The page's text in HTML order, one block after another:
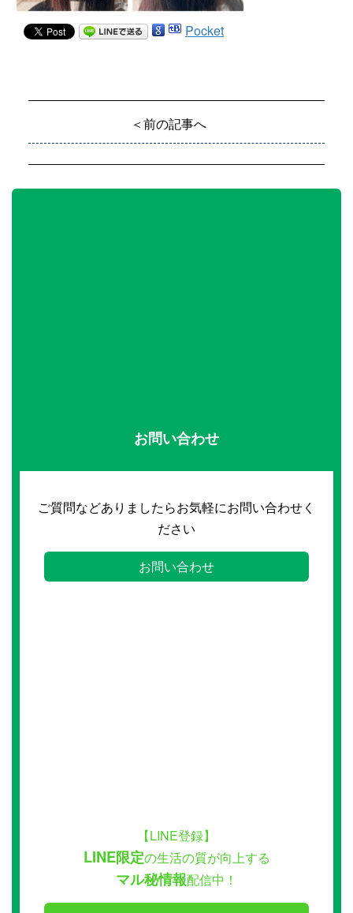
Pocket
＜前の記事へ
お問い合わせ
ご質問などありましたらお気軽にお問い合わせく
ださい
お問い合わせ
【LINE登録】
LINE限定の生活の質が向上する
マル秘情報配信中！